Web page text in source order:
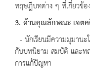
ทฤษฎีบทต่าง ๆ ที่เกี่ยวข้อ
3. ด้านคุณลักษณะ เจต
- นักเรียนมีความมุมาน
กับบทนิยาม สมบัติ และท
การแก้ปัญหา